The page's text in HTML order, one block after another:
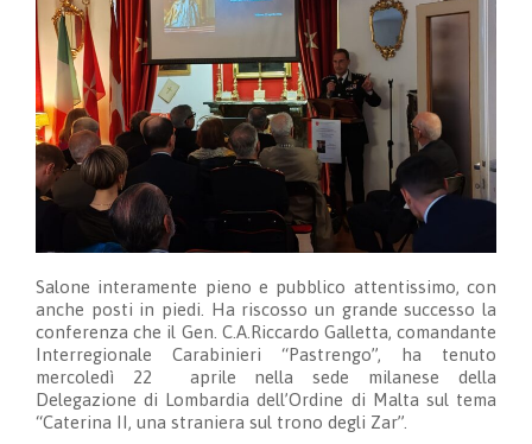
Salone interamente pieno e pubblico attentissimo, con
anche posti in piedi. Ha riscosso un grande successo la
conferenza che il Gen. C.A.Riccardo Galletta, comandante
Interregionale Carabinieri “Pastrengo”, ha tenuto
mercoledì 22 aprile nella sede milanese della
Delegazione di Lombardia dell’Ordine di Malta sul tema
“Caterina II, una straniera sul trono degli Zar”.